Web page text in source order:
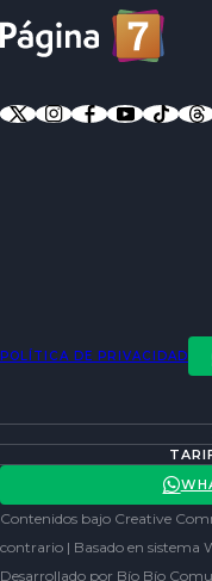
POLÍTICA DE PRIVACIDAD
ACTUALIDAD
REDES SOCIALES
POLÍTICA DE PRIVACIDAD
Contenidos bajo Creative
contrario | Basado en sistema
Desarrollado por Bío Bío